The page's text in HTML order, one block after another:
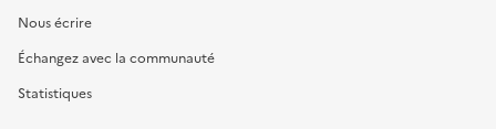
Nous écrire
Échangez avec la communauté
Statistiques